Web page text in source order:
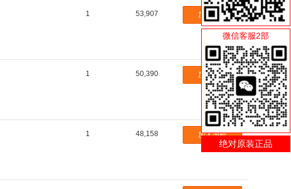
1 53,907 加入询价
1 50,390 加入询价
1 48,158 加入询价
微信客服2部
绝对原装正品